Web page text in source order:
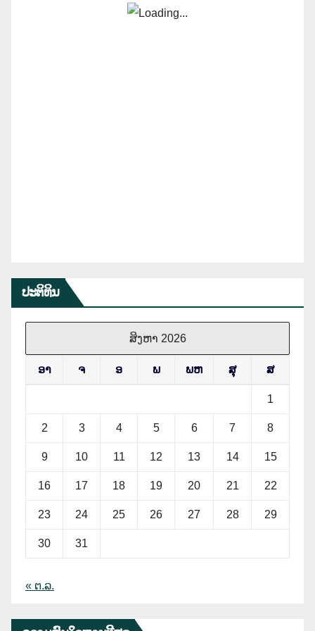
ປະຕິທິນ
ສິງຫາ 2026
ອາ ຈ ອ ພ ພຫ ສຸ ສ
1
2 3 4 5 6 7 8
9 10 11 12 13 14 15
16 17 18 19 20 21 22
23 24 25 26 27 28 29
30 31
« ຕ.ລ.